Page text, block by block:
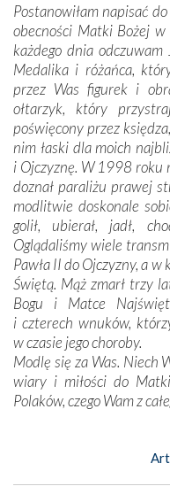
Postanowiłam napisać
obecności Matki Bożej w
każdego dnia
Medalika i różańca,
przez Was figurek i
ołtarzyk, który
poświęcony przez
nim łaski dla moich
i Ojczyznę. W 1998 roku
doznał paraliżu prawej
modlitwie doskonale
golił, ubierał, jadł,
Oglądaliśmy wiele
Pawła II do Ojczyzny, a
Świętą. Mąż zmarł trzy
Bogu i Matce
i czterech wnuków,
w czasie jego choroby.
Modlę się za Was. Niech
wiary i miłości do
Polaków, czego Wam z